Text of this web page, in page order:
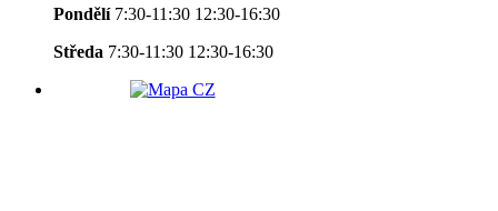
Pondělí 7:30-11:30 12:30-16:30
Středa 7:30-11:30 12:30-16:30